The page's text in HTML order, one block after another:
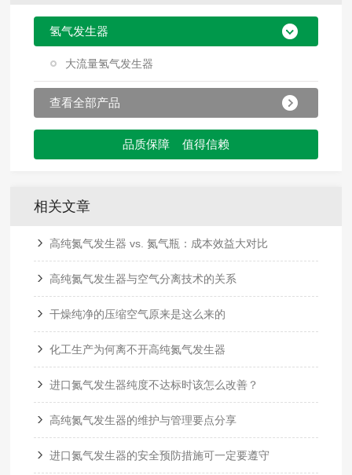
氢气发生器
大流量氢气发生器
查看全部产品
品质保障 值得信赖
相关文章
高纯氮气发生器 vs. 氮气瓶：成本效益大对比
高纯氮气发生器与空气分离技术的关系
干燥纯净的压缩空气原来是这么来的
化工生产为何离不开高纯氮气发生器
进口氮气发生器纯度不达标时该怎么改善？
高纯氮气发生器的维护与管理要点分享
进口氮气发生器的安全预防措施可一定要遵守